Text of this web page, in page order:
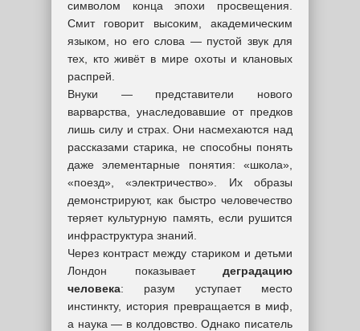
символом конца эпохи просвещения.
Смит говорит высоким, академическим
языком, но его слова — пустой звук для
тех, кто живёт в мире охоты и клановых
распрей.
Внуки — представители нового
варварства, унаследовавшие от предков
лишь силу и страх. Они насмехаются над
рассказами старика, не способны понять
даже элементарные понятия: «школа»,
«поезд», «электричество». Их образы
демонстрируют, как быстро человечество
теряет культурную память, если рушится
инфраструктура знаний.
Через контраст между стариком и детьми
Лондон показывает деградацию
человека: разум уступает место
инстинкту, история превращается в миф,
а наука — в колдовство. Однако писатель